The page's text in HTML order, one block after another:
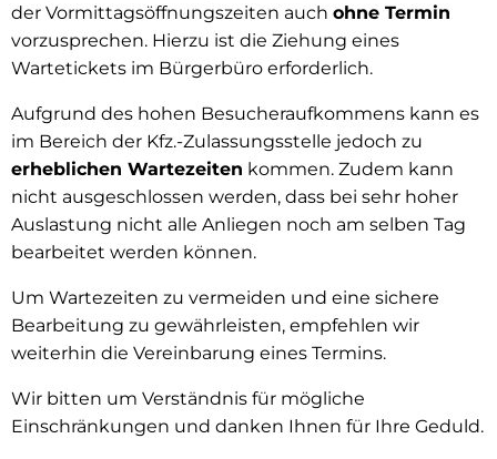
der Vormittagsöffnungszeiten auch ohne Termin
vorzusprechen. Hierzu ist die Ziehung eines
Wartetickets im Bürgerbüro erforderlich.
Aufgrund des hohen Besucheraufkommens kann es
im Bereich der Kfz.-Zulassungsstelle jedoch zu
erheblichen Wartezeiten kommen. Zudem kann
nicht ausgeschlossen werden, dass bei sehr hoher
Auslastung nicht alle Anliegen noch am selben Tag
bearbeitet werden können.
Um Wartezeiten zu vermeiden und eine sichere
Bearbeitung zu gewährleisten, empfehlen wir
weiterhin die Vereinbarung eines Termins.
Wir bitten um Verständnis für mögliche
Einschränkungen und danken Ihnen für Ihre Geduld.